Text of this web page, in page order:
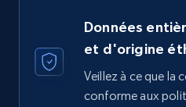
Données
et d'origine
Veillez à ce que la
conforme aux